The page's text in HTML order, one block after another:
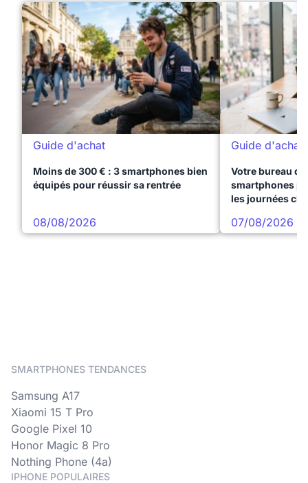
Guide d'achat
Moins de 300 € : 3 smartphones bien
équipés pour réussir sa rentrée
08/08/2026
Guide d'achat
Votre bureau
smartphones
les journées
07/08/2026
SMARTPHONES TENDANCES
Samsung A17
Xiaomi 15 T Pro
Google Pixel 10
Honor Magic 8 Pro
Nothing Phone (4a)
IPHONE POPULAIRES